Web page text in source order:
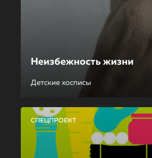
Неизбежность жизни
Детские хосписы
СПЕЦПРОЕКТ